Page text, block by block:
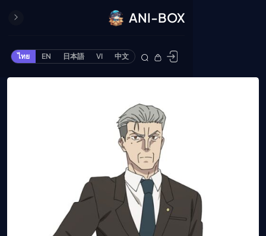
ข้ามไปยังเนื้อหา
ANI-BOX
ไทย EN 日本語 VI 中文
ปิด
ONE PIECE
Cardgame
Collection
Deck Builder
My-Collection
Deck Library
Deck Share
PREMIUM SERVICE
ทีวีออนไลน์
แนะนำรายการทีวี